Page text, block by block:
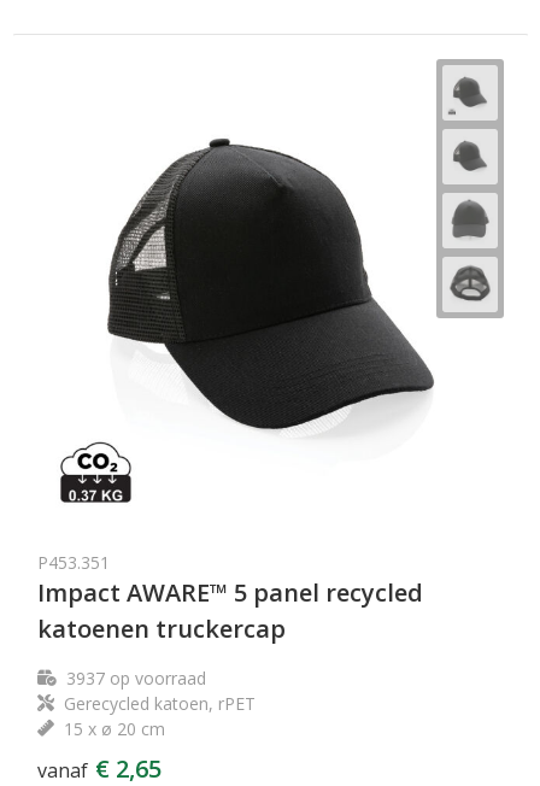
P453.351
Impact AWARE™ 5 panel recycled
katoenen truckercap
3937op voorraad
Gerecycled katoen, rPET
15 x ø 20 cm
vanaf € 2,65